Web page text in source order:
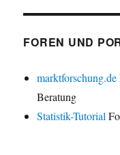
FOREN UND
marktforschung.de
Beratung
Statistik-Tutorial